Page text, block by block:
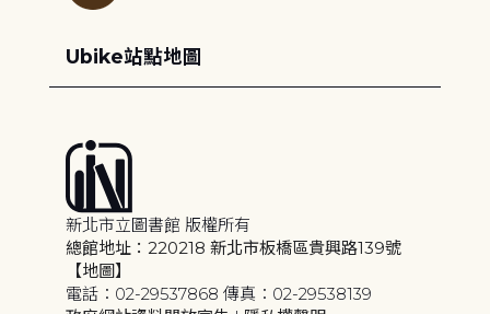
Ubike站點地圖
新北市立圖書館 版權所有
總館地址：220218 新北市板橋區貴興路139號
【地圖】
電話：02-29537868 傳真：02-29538139